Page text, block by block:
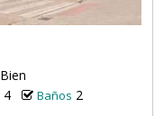
Bien
4 Baños 2